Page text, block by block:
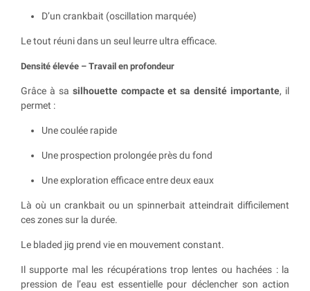
D’un crankbait (oscillation marquée)
Le tout réuni dans un seul leurre ultra efficace.
Densité élevée – Travail en profondeur
Grâce à sa silhouette compacte et sa densité importante, il
permet :
Une coulée rapide
Une prospection prolongée près du fond
Une exploration efficace entre deux eaux
Là où un crankbait ou un spinnerbait atteindrait difficilement
ces zones sur la durée.
Le bladed jig prend vie en mouvement constant.
Il supporte mal les récupérations trop lentes ou hachées : la
pression de l’eau est essentielle pour déclencher son action